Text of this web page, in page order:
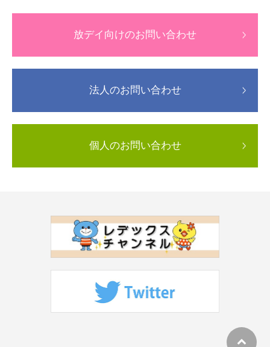
放デイ向けのお問い合わせ
法人のお問い合わせ
個人のお問い合わせ